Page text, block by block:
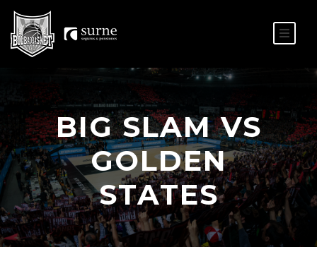
BIG SLAM VS
GOLDEN
STATES